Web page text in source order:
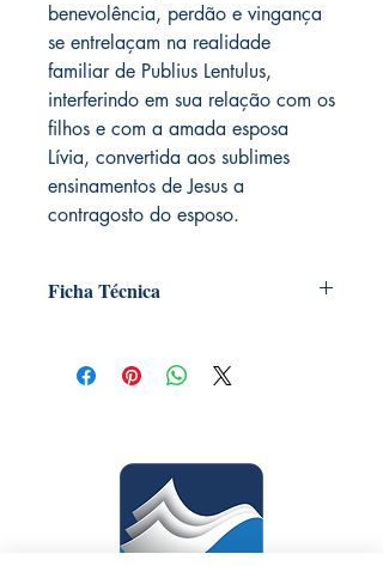
benevolência, perdão e vingança
se entrelaçam na realidade
familiar de Publius Lentulus,
interferindo em sua relação com os
filhos e com a amada esposa
Lívia, convertida aos sublimes
ensinamentos de Jesus a
contragosto do esposo.
Ficha Técnica
Autor: Francisco Cândido Xavier
Autor Espiritual: Emmanuel
Número de páginas: 349
Formato: 16x23x2,3cm
Série: Romances de Emmanuel